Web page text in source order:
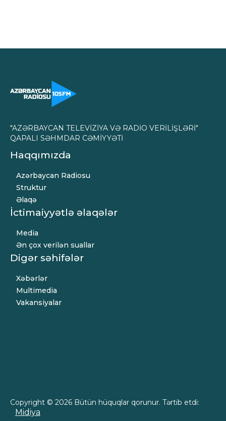
"AZƏRBAYCAN TELEVİZİYA VƏ RADİO VERİLİŞLƏRİ"
QAPALI SƏHMDAR CƏMİYYƏTİ
Haqqımızda
Azərbaycan Radiosu
Struktur
Əlaqə
İctimaiyyətlə əlaqələr
Media
Ən çox verilən suallar
Digər səhifələr
Xəbərlər
Multimedia
Vakansiyalar
Copyright © 2026 Bütün hüquqlar qorunur. Tərtib etdi:
Midiya